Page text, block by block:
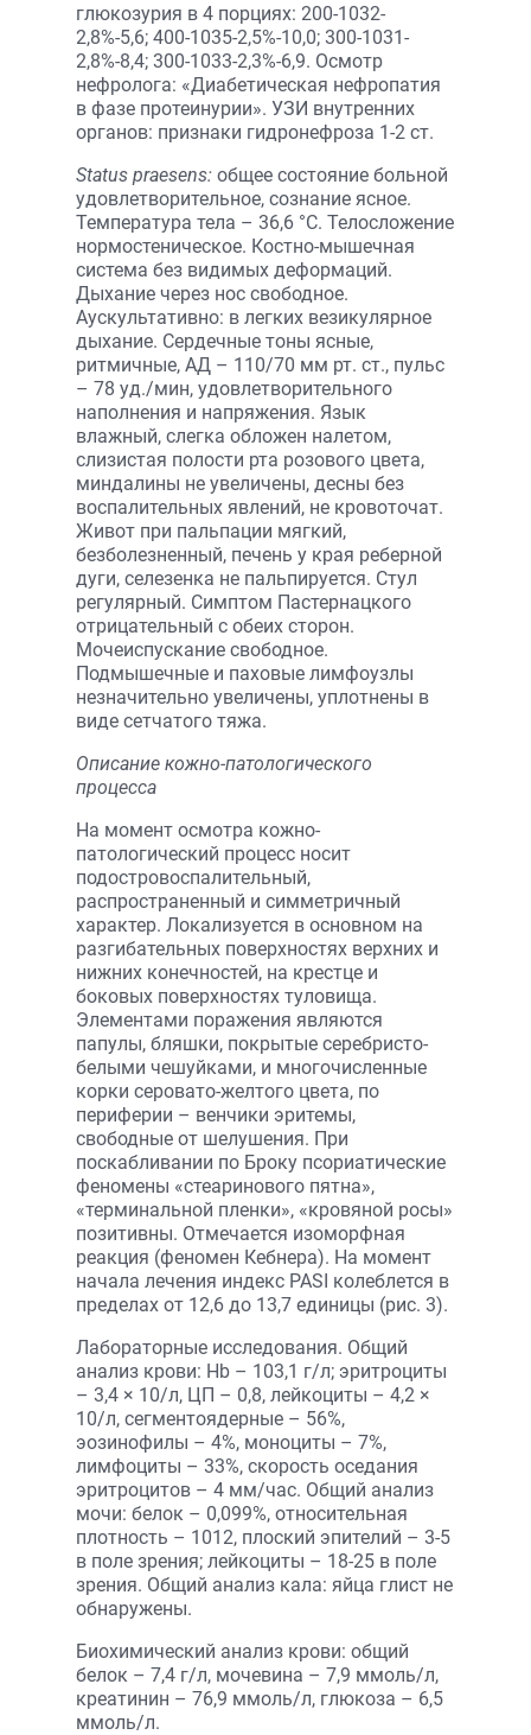
глюкозурия в 4 порциях: 200-1032-
2,8%-5,6; 400-1035-2,5%-10,0; 300-1031-
2,8%-8,4; 300-1033-2,3%-6,9. Осмотр
нефролога: «Диабетическая нефропатия
в фазе протеинурии». УЗИ внутренних
органов: признаки гидронефроза 1-2 ст.
Status praesens: общее состояние больной
удовлетворительное, сознание ясное.
Температура тела – 36,6 °С. Телосложение
нормостеническое. Костно-мышечная
система без видимых деформаций.
Дыхание через нос свободное.
Аускультативно: в легких везикулярное
дыхание. Сердечные тоны ясные,
ритмичные, АД – 110/70 мм рт. ст., пульс
– 78 уд./мин, удовлетворительного
наполнения и напряжения. Язык
влажный, слегка обложен налетом,
слизистая полости рта розового цвета,
миндалины не увеличены, десны без
воспалительных явлений, не кровоточат.
Живот при пальпации мягкий,
безболезненный, печень у края реберной
дуги, селезенка не пальпируется. Стул
регулярный. Симптом Пастернацкого
отрицательный с обеих сторон.
Мочеиспускание свободное.
Подмышечные и паховые лимфоузлы
незначительно увеличены, уплотнены в
виде сетчатого тяжа.
Описание кожно-патологического
процесса
На момент осмотра кожно-
патологический процесс носит
подостровоспалительный,
распространенный и симметричный
характер. Локализуется в основном на
разгибательных поверхностях верхних и
нижних конечностей, на крестце и
боковых поверхностях туловища.
Элементами поражения являются
папулы, бляшки, покрытые серебристо-
белыми чешуйками, и многочисленные
корки серовато-желтого цвета, по
периферии – венчики эритемы,
свободные от шелушения. При
поскабливании по Броку псориатические
феномены «стеаринового пятна»,
«терминальной пленки», «кровяной росы»
позитивны. Отмечается изоморфная
реакция (феномен Кебнера). На момент
начала лечения индекс PASI колеблется в
пределах от 12,6 до 13,7 единицы (рис. 3).
Лабораторные исследования. Общий
анализ крови: Hb – 103,1 г/л; эритроциты
– 3,4 × 10/л, ЦП – 0,8, лейкоциты – 4,2 ×
10/л, сегментоядерные – 56%,
эозинофилы – 4%, моноциты – 7%,
лимфоциты – 33%, скорость оседания
эритроцитов – 4 мм/час. Общий анализ
мочи: белок – 0,099%, относительная
плотность – 1012, плоский эпителий – 3-5
в поле зрения; лейкоциты – 18-25 в поле
зрения. Общий анализ кала: яйца глист не
обнаружены.
Биохимический анализ крови: общий
белок – 7,4 г/л, мочевина – 7,9 ммоль/л,
креатинин – 76,9 ммоль/л, глюкоза – 6,5
ммоль/л.